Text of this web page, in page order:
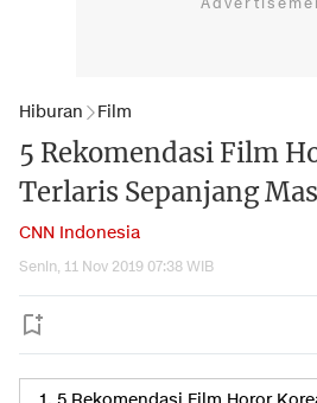
Hiburan Film
5 Rekomendasi Film
Terlaris Sepanjang
CNN Indonesia
Senin, 11 Nov 2019 07:38 WIB